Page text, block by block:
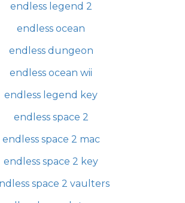
endless legend 2
endless ocean
endless dungeon
endless ocean wii
endless legend key
endless space 2
endless space 2 mac
endless space 2 key
space 2 vaulters